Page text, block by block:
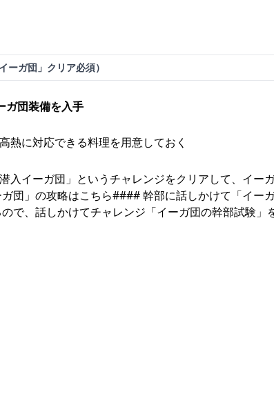
ーガ団」クリア必須）
ガ団装備を入手
に対応できる料理を用意しておく
入イーガ団」というチャレンジをクリアして、イー
団」の攻略はこちら#### 幹部に話しかけて「イー
で、話しかけてチャレンジ「イーガ団の幹部試験」